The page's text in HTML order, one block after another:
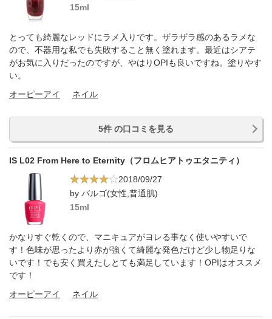
15ml
とっても綺麗なレッドにラメ入りです。ザラザラ感のあるラメな
ので、不器用な私でも失敗すること無く塗れます。最近はシアテ
がお気に入りだったのですが、やはりOPIも良いですね。塗りやす
い。
オーピーアイ
ネイル
5件 の口コミを見る
IS L02 From Here to Eternity（フロムヒアトゥエタニティ）
2018/09/27
by バルゴ(女性,普通肌)
15ml
かなりすぐ乾くので、マニキュアがヨレる事なく使いやすいで
す！色味が思ったより赤が強くて綺麗な発色だけど少し物足りな
いです！でも安く買えたしとても満足しています！OPIはオススメ
です！
オーピーアイ
ネイル